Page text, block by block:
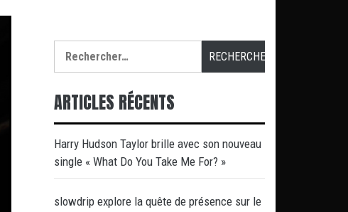
ARTICLES RÉCENTS
Harry Hudson Taylor brille avec son nouveau
single « What Do You Take Me For? »
slowdrip explore la quête de présence sur le